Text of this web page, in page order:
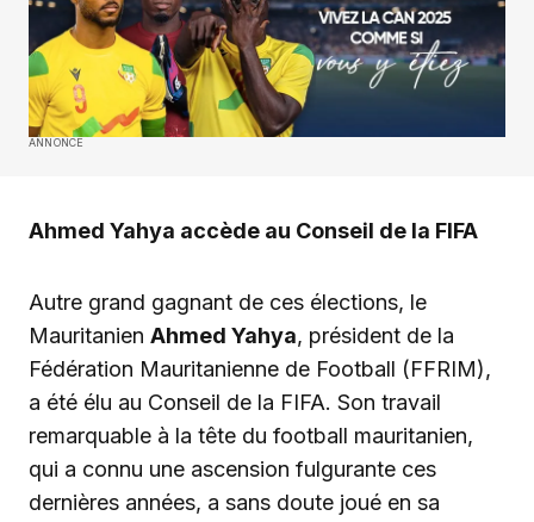
ANNONCE
Ahmed Yahya accède au Conseil de la FIFA
Autre grand gagnant de ces élections, le
Mauritanien Ahmed Yahya, président de la
Fédération Mauritanienne de Football (FFRIM),
a été élu au Conseil de la FIFA. Son travail
remarquable à la tête du football mauritanien,
qui a connu une ascension fulgurante ces
dernières années, a sans doute joué en sa